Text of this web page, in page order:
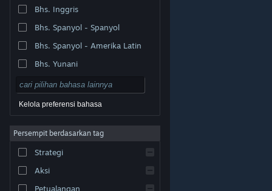
Undang. Semua merek dagang merupakan hak pemilik
Legal| Aksesibilitas
Pengembalian Dana
Bhs. Inggris
Bhs. Spanyol - Spanyol
Bhs. Spanyol - Amerika Latin
Bhs. Yunani
Kelola preferensi bahasa
Persempit berdasarkan tag
Strategi
Aksi
Petualangan